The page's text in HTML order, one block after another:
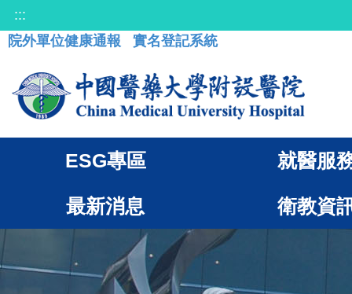
:::
院外單位健康通報
實名登記系統
ESG專區 就醫服
最新消息 衛教資